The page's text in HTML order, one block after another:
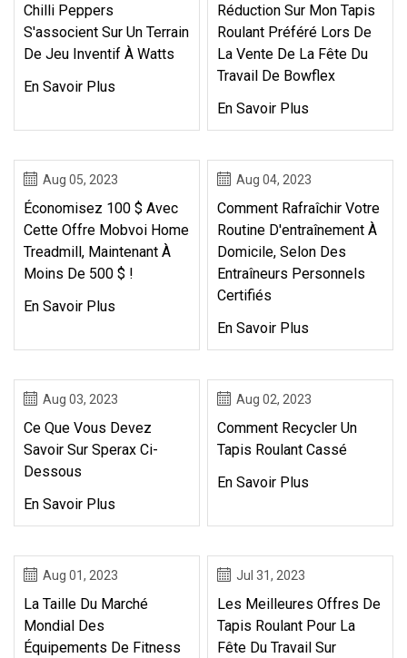
Chilli Peppers
S'associent Sur Un Terrain
De Jeu Inventif À Watts
En Savoir Plus
Réduction Sur Mon Tapis
Roulant Préféré Lors De
La Vente De La Fête Du
Travail De Bowflex
En Savoir Plus
Aug 05, 2023
Économisez 100 $ Avec
Cette Offre Mobvoi Home
Treadmill, Maintenant À
Moins De 500 $ !
En Savoir Plus
Aug 04, 2023
Comment Rafraîchir Votre
Routine D'entraînement À
Domicile, Selon Des
Entraîneurs Personnels
Certifiés
En Savoir Plus
Aug 03, 2023
Ce Que Vous Devez
Savoir Sur Sperax Ci-
Dessous
En Savoir Plus
Aug 02, 2023
Comment Recycler Un
Tapis Roulant Cassé
En Savoir Plus
Aug 01, 2023
La Taille Du Marché
Mondial Des
Équipements De Fitness
Jul 31, 2023
Les Meilleures Offres De
Tapis Roulant Pour La
Fête Du Travail Sur